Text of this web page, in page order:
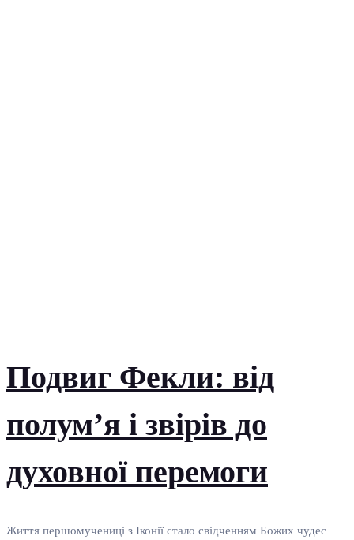
Подвиг Фекли: від
полум’я і звірів до
духовної перемоги
Життя першомучениці з Іконії стало свідченням Божих чудес